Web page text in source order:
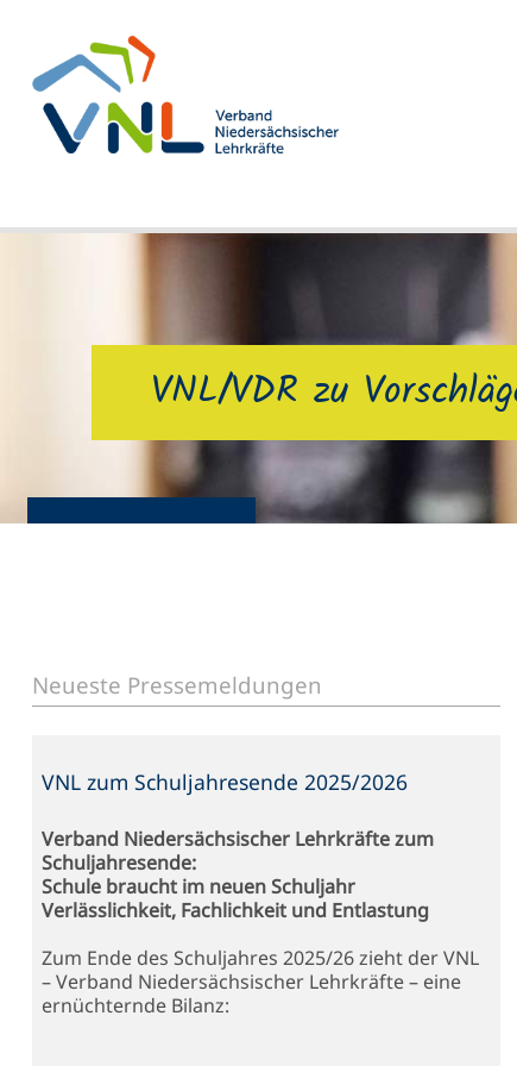
VNL/VDR zu
Neueste Pressemeldungen
VNL zum Schuljahresende 2025/2026
Verband Niedersächsischer Lehrkräfte zum
Schuljahresende:
Schule braucht im neuen Schuljahr
Verlässlichkeit, Fachlichkeit und Entlastung
Zum Ende des Schuljahres 2025/26 zieht der VNL
– Verband Niedersächsischer Lehrkräfte – eine
ernüchternde Bilanz: